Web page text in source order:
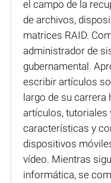
el campo de la
de archivos,
matrices RAID.
administrador de
gubernamental.
escribir artículos
largo de su
artículos, tutoriales
características y
dispositivos
vídeo. Mientras
informática, se